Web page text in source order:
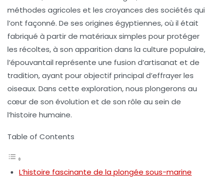
méthodes agricoles et les croyances des sociétés qui
l’ont façonné. De ses origines égyptiennes, où il était
fabriqué à partir de matériaux simples pour protéger
les récoltes, à son apparition dans la culture populaire,
l’épouvantail représente une fusion d’artisanat et de
tradition, ayant pour objectif principal d’effrayer les
oiseaux. Dans cette exploration, nous plongerons au
cœur de son évolution et de son rôle au sein de
l’histoire humaine.
Table of Contents
L’histoire fascinante de la plongée sous-marine